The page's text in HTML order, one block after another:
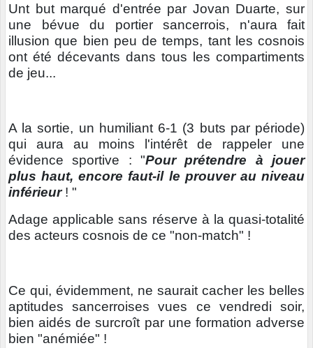
Unt but marqué d'entrée par Jovan Duarte, sur
une bévue du portier sancerrois, n'aura fait
illusion que bien peu de temps, tant les cosnois
ont été décevants dans tous les compartiments
de jeu...
A la sortie, un humiliant 6-1 (3 buts par période)
qui aura au moins l'intérêt de rappeler une
évidence sportive : "Pour prétendre à jouer
plus haut, encore faut-il le prouver au niveau
inférieur! "
Adage applicable sans réserve à la quasi-totalité
des acteurs cosnois de ce "non-match" !
Ce qui, évidemment, ne saurait cacher les belles
aptitudes sancerroises vues ce vendredi soir,
bien aidés de surcroît par une formation adverse
bien "anémiée" !